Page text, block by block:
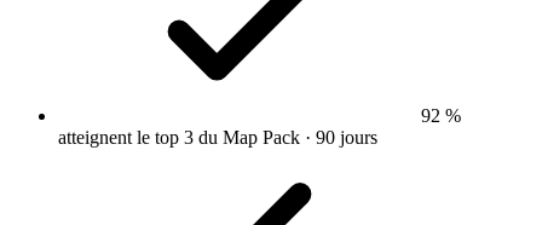
92 %
atteignent le top 3 du Map Pack · 90 jours